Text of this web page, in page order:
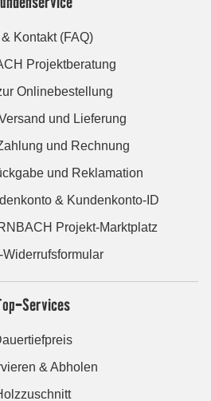
Kontakt (FAQ)
Projektberatung
Onlinebestellung
und Lieferung
und Rechnung
und Reklamation
& Kundenkonto-ID
Projekt-Marktplatz
Widerrufsformular
Services
& Abholen